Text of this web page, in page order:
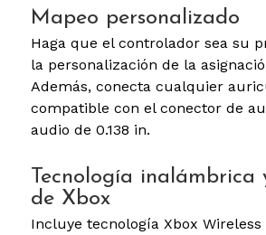
Mapeo personalizado
Haga que el controlador sea su
la personalización de la
Además, conecta cualquier
compatible con el conector de
audio de 0.138 in.
Tecnología inalámbrica
de Xbox
Incluye tecnología Xbox